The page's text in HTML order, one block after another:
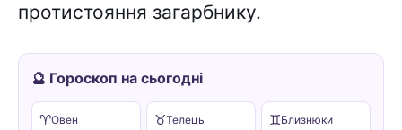
протистояння загарбнику.
🔮 Гороскоп на сьогодні
♈Овен ♉Телець ♊Близнюки